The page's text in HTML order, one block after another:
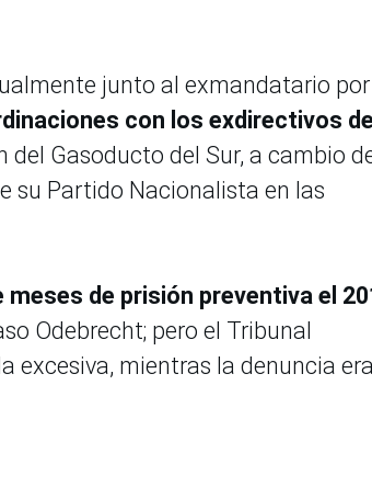
junto al exmandatario por
con los exdirectivos
Gasoducto del Sur, a cambio
su Partido Nacionalista en las
meses de prisión preventiva el
Odebrecht; pero el Tribunal
excesiva, mientras la denuncia